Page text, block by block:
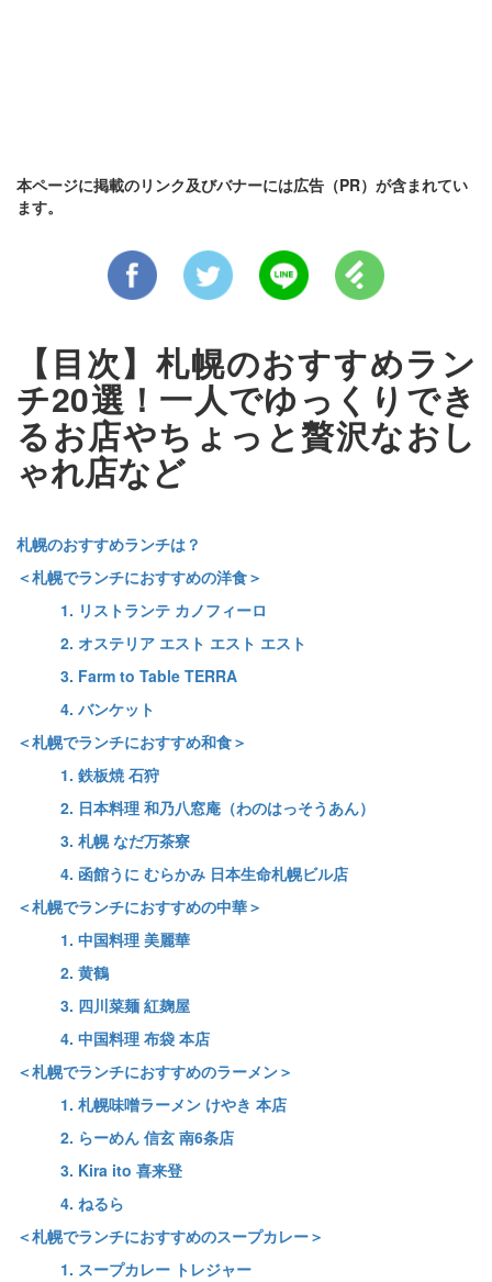
本ページに掲載のリンク及びバナーには広告（PR）が含まれてい
ます。
【目次】札幌のおすすめラン
チ20選！一人でゆっくりでき
るお店やちょっと贅沢なおし
ゃれ店など
札幌のおすすめランチは？
＜札幌でランチにおすすめの洋食＞
1. リストランテ カノフィーロ
2. オステリア エスト エスト エスト
3. Farm to Table TERRA
4. バンケット
＜札幌でランチにおすすめ和食＞
1. 鉄板焼 石狩
2. 日本料理 和乃八窓庵（わのはっそうあん）
3. 札幌 なだ万茶寮
4. 函館うに むらかみ 日本生命札幌ビル店
＜札幌でランチにおすすめの中華＞
1. 中国料理 美麗華
2. 黄鶴
3. 四川菜麺 紅麹屋
4. 中国料理 布袋 本店
＜札幌でランチにおすすめのラーメン＞
1. 札幌味噌ラーメン けやき 本店
2. らーめん 信玄 南6条店
3. Kira ito 喜来登
4. ねるら
＜札幌でランチにおすすめのスープカレー＞
1. スープカレー トレジャー